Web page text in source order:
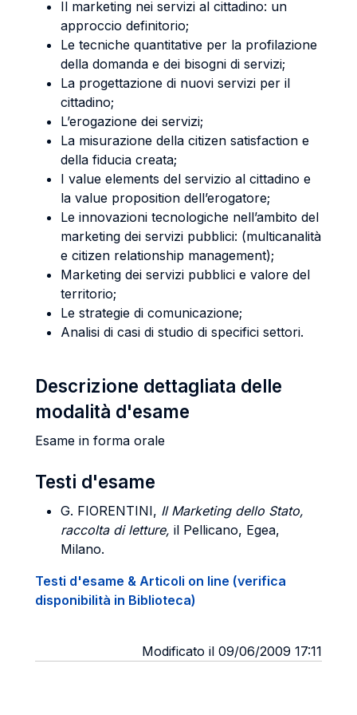
Il marketing nei servizi al cittadino: un
approccio definitorio;
Le tecniche quantitative per la profilazione
della domanda e dei bisogni di servizi;
La progettazione di nuovi servizi per il
cittadino;
L’erogazione dei servizi;
La misurazione della citizen satisfaction e
della fiducia creata;
I value elements del servizio al cittadino e
la value proposition dell’erogatore;
Le innovazioni tecnologiche nell’ambito del
marketing dei servizi pubblici: (multicanalità
e citizen relationship management);
Marketing dei servizi pubblici e valore del
territorio;
Le strategie di comunicazione;
Analisi di casi di studio di specifici settori.
Descrizione dettagliata delle
modalità d'esame
Esame in forma orale
Testi d'esame
G. FIORENTINI, Il Marketing dello Stato,
raccolta di letture, il Pellicano, Egea,
Milano.
Testi d'esame & Articoli on line (verifica
disponibilità in Biblioteca)
Modificato il 09/06/2009 17:11